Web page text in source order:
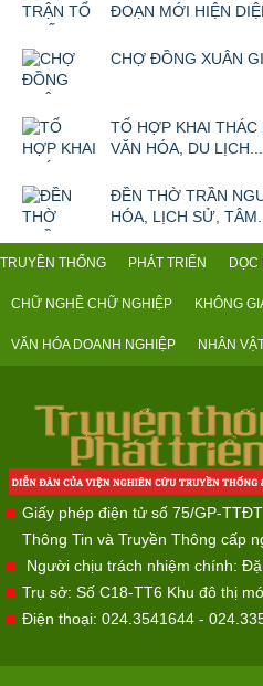
ĐOẠN MỚI HIỆN
CHỢ ĐỒNG XUÂN
TỔ HỢP KHAI THÁC
VĂN HÓA, DU LỊCH...
ĐỀN THỜ TRẦN
HÓA, LỊCH SỬ, TÂM...
TRUYỀN THỐNG PHÁT TRIỂN DỌC
CHỮ NGHỀ CHỮ NGHIỆP KHÔNG
VĂN HÓA DOANH NGHIỆP NHÂN
Giấy phép điện tử số 75/GP-
Thông Tin và Truyền Thông cấp
Người chịu trách nhiệm chính:
Trụ sở: Số C18-TT6 Khu đô thị
Điện thoại: 024.3541644 -